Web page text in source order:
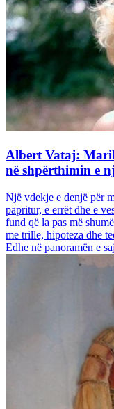
Albert Vataj:
në shpërthimin e
Një vdekje e denjë për
papritur, e errët dhe e
fund që la pas më
me trille, hipoteza dhe
Edhe në panoramën e